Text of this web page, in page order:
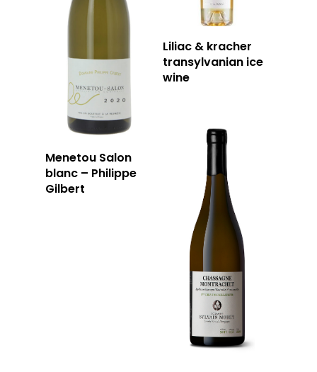
Liliac & kracher
transylvanian ice
wine
Menetou Salon
blanc – Philippe
Gilbert